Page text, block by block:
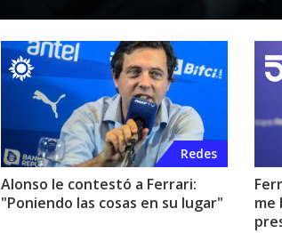
Redes
Alonso le contestó a Ferrari:
"Poniendo las cosas en su lugar"
me